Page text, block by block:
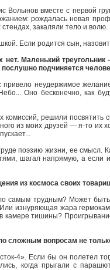
вместе с первой
рождалась новая
закаляли тело и волю.
Если родится сын,
Маленький
подчиняется
неудержимое
Оно бесконечно, как
решили посвятить
из моих друзей — я-то их
поэзию жизни, ее смысл.
шагал напрямую, а
из космоса своих
самым трудным? Может
изнуряющая жара
камере тишины?
сложным вопросам не
4». Если бы он полетел
когда прыгали с